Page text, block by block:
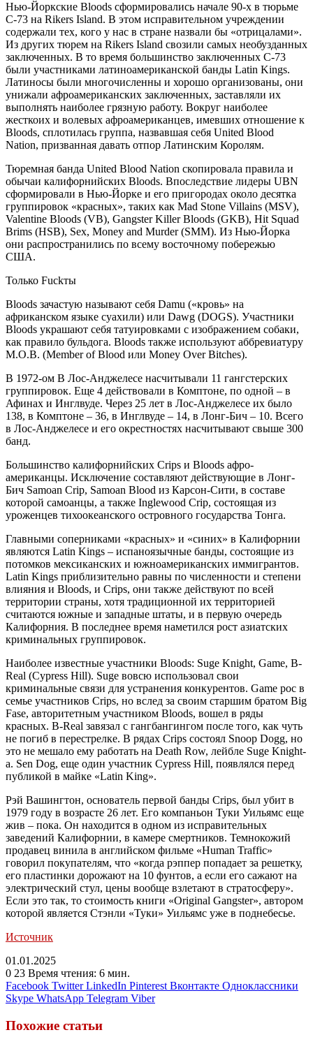
Нью-Йоркские Bloods сформировались начале 90-х в тюрьме
С-73 на Rikers Island. В этом исправительном учреждении
содержали тех, кого у нас в стране назвали бы «отрицалами».
Из других тюрем на Rikers Island свозили самых необузданных
заключенных. В то время большинство заключенных C-73
были участниками латиноамериканской банды Latin Kings.
Латиносы были многочисленны и хорошо организованы, они
унижали афроамериканских заключенных, заставляли их
выполнять наиболее грязную работу. Вокруг наиболее
жесткоих и волевых афроамериканцев, имевших отношение к
Bloods, сплотилась группа, назвавшая себя United Blood
Nation, призванная давать отпор Латинским Королям.
Тюремная банда United Blood Nation скопировала правила и
обычаи калифорнийских Bloods. Впоследствие лидеры UBN
сформировали в Нью-Йорке и его пригородах около десятка
группировок «красных», таких как Mad Stone Villains (MSV),
Valentine Bloods (VB), Gangster Killer Bloods (GKB), Hit Squad
Brims (HSB), Sex, Money and Murder (SMM). Из Нью-Йорка
они распространились по всему восточному побережью
США.
Только Fuckты
Bloods зачастую называют себя Damu («кровь» на
африканском языке суахили) или Dawg (DOGS). Участники
Bloods украшают себя татуировками с изображением собаки,
как правило бульдога. Bloods также используют аббревиатуру
M.O.B. (Member of Blood или Money Over Bitches).
В 1972-ом В Лос-Анджелесе насчитывали 11 гангстерских
группировок. Еще 4 действовали в Комптоне, по одной – в
Афинах и Инглвуде. Через 25 лет в Лос-Анджелесе их было
138, в Комптоне – 36, в Инглвуде – 14, в Лонг-Бич – 10. Всего
в Лос-Анджелесе и его окрестностях насчитывают свыше 300
банд.
Большинство калифорнийских Crips и Bloods афро-
американцы. Исключение составляют действующие в Лонг-
Бич Samoan Crip, Samoan Blood из Карсон-Сити, в составе
которой самоанцы, а также Inglewood Crip, состоящая из
уроженцев тихоокеанского островного государства Тонга.
Главными соперниками «красных» и «синих» в Калифорнии
являются Latin Kings – испаноязычные банды, состоящие из
потомков мексиканских и южноамериканских иммигрантов.
Latin Kings приблизительно равны по численности и степени
влияния и Bloods, и Crips, они также действуют по всей
территории страны, хотя традиционной их территорией
считаются южные и западные штаты, и в первую очередь
Калифорния. В последнее время наметился рост азиатских
криминальных группировок.
Наиболее известные участники Bloods: Suge Knight, Game, B-
Real (Cypress Hill). Suge вовсю использовал свои
криминальные связи для устранения конкурентов. Game рос в
семье участников Crips, но вслед за своим старшим братом Big
Fase, авторитетным участником Bloods, вошел в ряды
красных. B-Real завязал с гангбангингом после того, как чуть
не погиб в перестрелке. В рядах Crips состоял Snoop Dogg, но
это не мешало ему работать на Death Row, лейбле Suge Knight-
а. Sen Dog, еще один участник Cypress Hill, появлялся перед
публикой в майке «Latin King».
Рэй Вашингтон, основатель первой банды Crips, был убит в
1979 году в возрасте 26 лет. Его компаньон Туки Уильямс еще
жив – пока. Он находится в одном из исправительных
заведений Калифорнии, в камере смертников. Темнокожий
продавец винила в английском фильме «Human Traffic»
говорил покупателям, что «когда рэппер попадает за решетку,
его пластинки дорожают на 10 фунтов, а если его сажают на
электрический стул, цены вообще взлетают в стратосферу».
Если это так, то стоимость книги «Original Gangster», автором
которой является Стэнли «Туки» Уильямс уже в поднебесье.
Источник
01.01.2025
0 23 Время чтения: 6 мин.
Facebook Twitter LinkedIn Pinterest Вконтакте Одноклассники
Skype WhatsApp Telegram Viber
Похожие статьи